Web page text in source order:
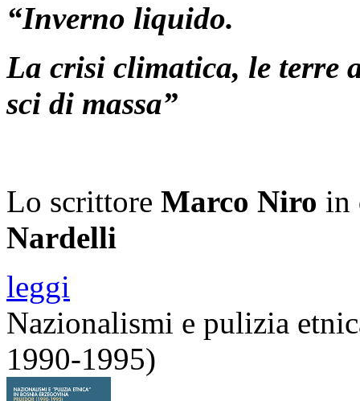
“Inverno liquido.
La crisi climatica, le terre
sci di massa”
Lo scrittore Marco Niro in
Nardelli
leggi
Nazionalismi e pulizia
1990-1995)